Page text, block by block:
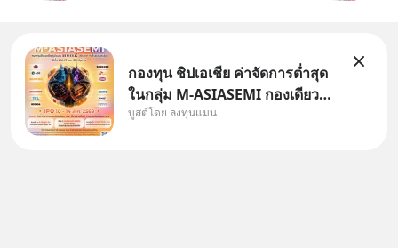
กองทุน ชิปเอเชีย ค่าจัดการต่ำสุด
ในกลุ่ม M-ASIASEMI กองเดียว
ครบ มีทั้ง CXMT จากจีน TSMC
บูสต์โดย ลงทุนแมน